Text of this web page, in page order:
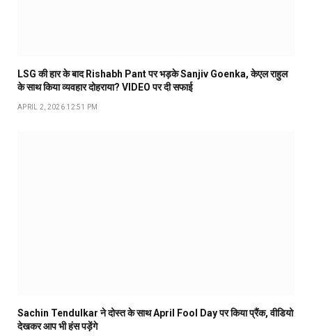
LSG की हार के बाद Rishabh Pant पर भड़के Sanjiv Goenka, केएल राहुल
के साथ किया व्यवहार दोहराया? VIDEO पर दी सफाई
APRIL 2, 2026 12:51 PM
Sachin Tendulkar ने दोस्त के साथ April Fool Day पर किया प्रैंक, वीडियो
देखकर आप भी हंस पड़ेंगे